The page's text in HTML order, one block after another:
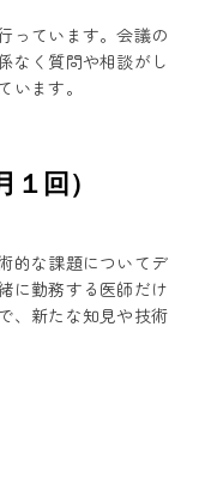
っています。会議の
なく質問や相談がし
います。
回）
的な課題についてデ
に勤務する医師だけ
、新たな知見や技術